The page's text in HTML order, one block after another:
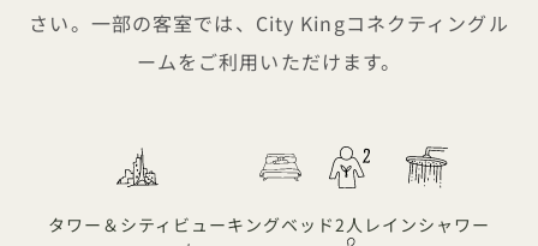
さい。一部の客室では、City Kingコネクティングル
ームをご利用いただけます。
タワー＆シティビューキングベッド2人 レインシャワー